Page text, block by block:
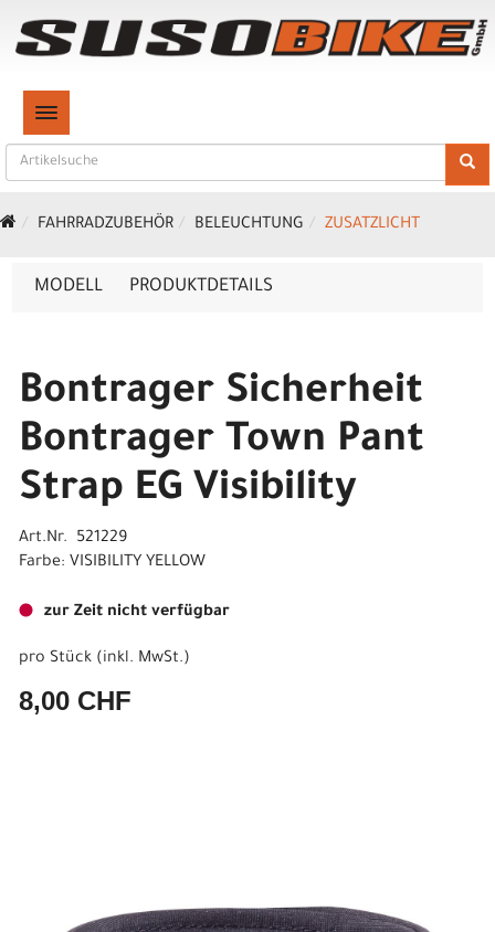
TOGGLE NAVIGATION
FAHRRADZUBEHÖR BELEUCHTUNG ZUSATZLICHT
MODELL PRODUKTDETAILS
Bontrager Sicherheit
Bontrager Town Pant
Strap EG Visibility
Art.Nr. 521229
Farbe: VISIBILITY YELLOW
zur Zeit nicht verfügbar
pro Stück (inkl. MwSt.)
8,00 CHF